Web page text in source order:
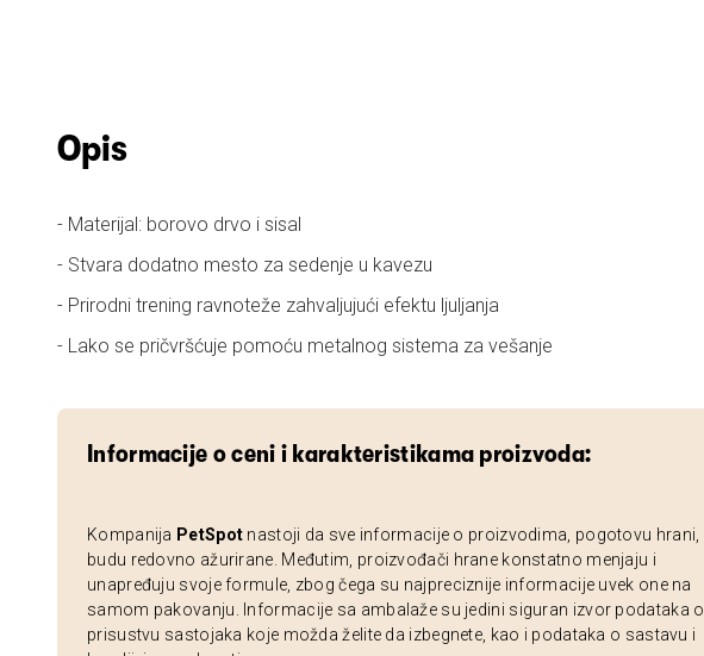
Opis
- Materijal: borovo drvo i sisal
- Stvara dodatno mesto za sedenje u kavezu
- Prirodni trening ravnoteže zahvaljujući efektu ljuljanja
- Lako se pričvršćuje pomoću metalnog sistema za vešanje
Informacije o ceni i karakteristikama proizvoda:
Kompanija PetSpot nastoji da sve informacije o proizvodima, pogotovu hrani,
budu redovno ažurirane. Međutim, proizvođači hrane konstatno menjaju i
unapređuju svoje formule, zbog čega su najpreciznije informacije uvek one na
samom pakovanju. Informacije sa ambalaže su jedini siguran izvor podataka o
prisustvu sastojaka koje možda želite da izbegnete, kao i podataka o sastavu i